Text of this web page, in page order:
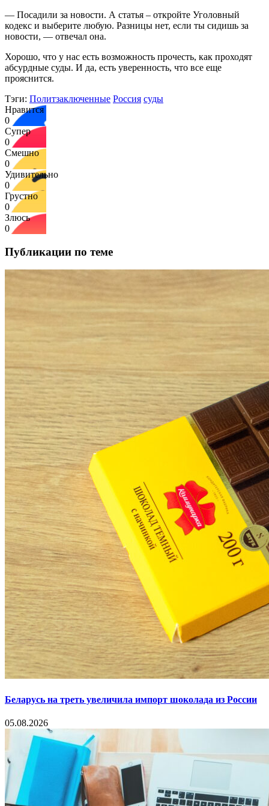
— Посадили за новости. А статья – откройте Уголовный
кодекс и выберите любую. Разницы нет, если ты сидишь за
новости, — отвечал она.
Хорошо, что у нас есть возможность прочесть, как проходят
абсурдные суды. И да, есть уверенность, что все еще
прояснится.
Тэги: Политзаключенные Россия суды
Нравится
0
Супер
0
Смешно
0
Удивительно
0
Грустно
0
Злюсь
0
Публикации по теме
Беларусь на треть увеличила импорт шоколада из России
05.08.2026